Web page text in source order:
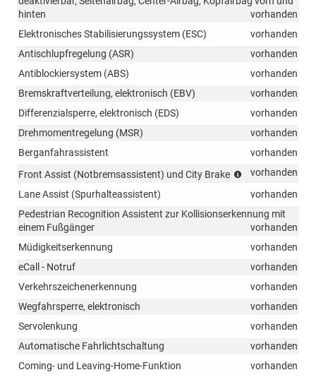
hinten
vorhanden
Elektronisches Stabilisierungssystem (ESC)
vorhanden
Antischlupfregelung (ASR)
vorhanden
Antiblockiersystem (ABS)
vorhanden
Bremskraftverteilung, elektronisch (EBV)
vorhanden
Differenzialsperre, elektronisch (EDS)
vorhanden
Drehmomentregelung (MSR)
vorhanden
Berganfahrassistent
vorhanden
Front Assist (Notbremsassistent) und City Brake
City
(System
zur
Überwachung
Geschehens
vor
Fahrzeug
und
System
zur
Notbremsung
vorhanden
Lane Assist (Spurhalteassistent)
vorhanden
Pedestrian Recognition Assistent zur Kollisionserkennung mit
einem Fußgänger
vorhanden
Müdigkeitserkennung
vorhanden
eCall - Notruf
vorhanden
Verkehrszeichenerkennung
vorhanden
Wegfahrsperre, elektronisch
vorhanden
Servolenkung
vorhanden
Automatische Fahrlichtschaltung
vorhanden
Coming- und Leaving-Home-Funktion
vorhanden